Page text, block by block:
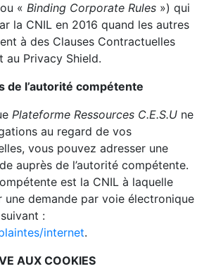
« Binding Corporate Rules ») qui
la CNIL en 2016 quand les autres
à des Clauses Contractuelles
au Privacy Shield.
de l’autorité compétente
Plateforme Ressources C.E.S.U ne
au regard de vos
vous pouvez adresser une
auprès de l’autorité compétente.
est la CNIL à laquelle
une demande par voie électronique
:
internet.
AUX COOKIES